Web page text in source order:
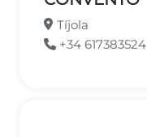
Tíjola
+34 617383524